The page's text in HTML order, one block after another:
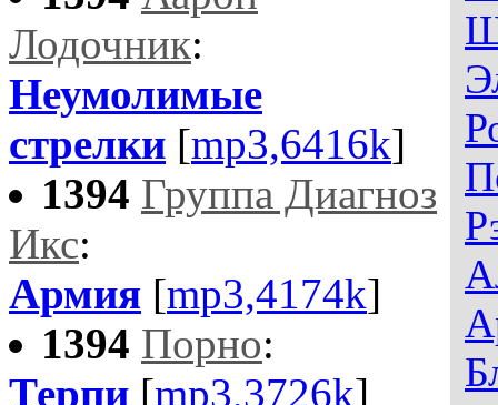
Лодочник:
Неумолимые
стрелки [mp3,6416k]
1394 Группа Диагноз
Икс:
Армия [mp3,4174k]
1394 Порно:
Терпи [mp3,3726k]